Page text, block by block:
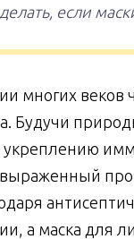
если
многих веков
Будучи
укреплению
а маска для